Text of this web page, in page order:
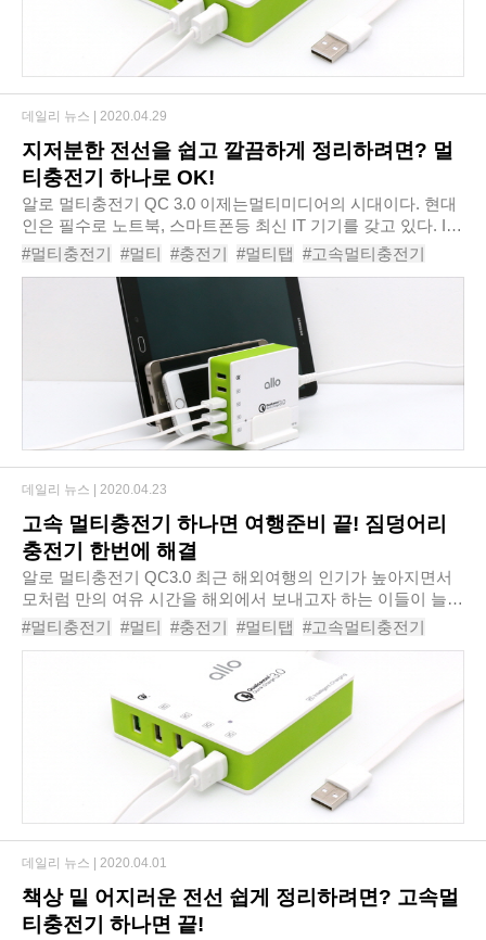
지저분한 전선을 쉽고 깔끔하게 정리하려면? 멀
티충전기 하나로 OK!
알로 멀티충전기 QC 3.0 이제는멀티미디어의 시대이다. 현대
인은 필수로 노트북, 스마트폰등 최신 IT 기기를 갖고 있다. IT
기기의 수요가 높아지면서핸드폰 충전기, USB 멀티탭 등 관련
제품에 대한 관심도 증가하고 있다. ..
#멀티충전기 #멀티 #충전기 #멀티탭 #고속멀티충전기
#아이폰충전기 #갤럭시충전기 #스마트폰충전기
#핸드폰충전기
데일리 뉴스 | 2020.04.29
고속 멀티충전기 하나면 여행준비 끝! 짐덩어리
충전기 한번에 해결
알로 멀티충전기 QC3.0 최근 해외여행의 인기가 높아지면서
모처럼 만의 여유 시간을 해외에서 보내고자 하는 이들이 늘고
있다. 해외여행을 떠나기 위해서는 이것저것준비할 것이 많다.
전자기기만 해도 스마트폰에 블루투스..
#멀티충전기 #멀티 #충전기 #멀티탭 #고속멀티충전기
#고속충전기 #아이폰충전기 #핸드폰충전기
#USB멀티탭
데일리 뉴스 | 2020.04.23
책상 밑 어지러운 전선 쉽게 정리하려면? 고속멀
티충전기 하나면 끝!
데일리 뉴스 | 2020.04.01